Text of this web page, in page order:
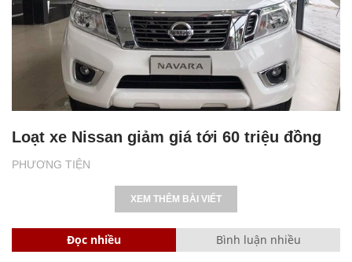
PHƯƠNG TIỆN
Loạt xe Nissan giảm giá tới 60 triệu đồng
XEM THÊM BÀI VIẾT
Đọc nhiều Bình luận nhiều